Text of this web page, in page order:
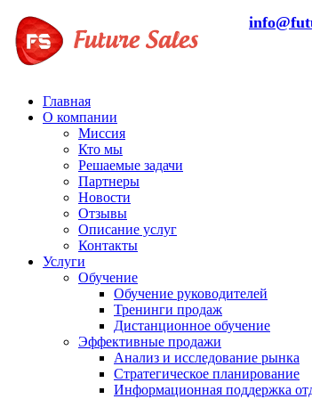
Главная
О компании
Миссия
Кто мы
Решаемые задачи
Партнеры
Новости
Отзывы
Описание услуг
Контакты
Услуги
Обучение
Обучение руководителей
Тренинги продаж
Дистанционное обучение
Эффективные продажи
Анализ и исследование рынка
Стратегическое планирование
Информационная поддержка